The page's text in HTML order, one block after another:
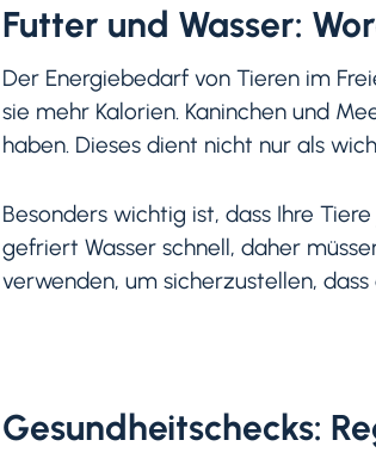
Futter und Wasser:
Der Energiebedarf von Tieren im
sie mehr Kalorien. Kaninchen und
haben. Dieses dient nicht nur als
Besonders wichtig ist, dass Ihre
gefriert Wasser schnell, daher
verwenden, um sicherzustellen,
Gesundheitschecks: